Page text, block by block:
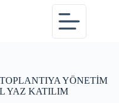
YÖNETİM
YAZ KATILIM